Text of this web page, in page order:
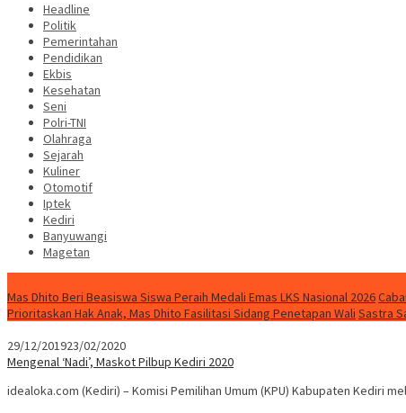
Headline
Politik
Pemerintahan
Pendidikan
Ekbis
Kesehatan
Seni
Polri-TNI
Olahraga
Sejarah
Kuliner
Otomotif
Iptek
Kediri
Banyuwangi
Magetan
Mas Dhito Beri Beasiswa Siswa Peraih Medali Emas LKS Nasional 2026
Prioritaskan Hak Anak, Mas Dhito Fasilitasi Sidang Penetapan Wali Sastra
29/12/201923/02/2020
Mengenal ‘Nadi’, Maskot Pilbup Kediri 2020
idealoka.com (Kediri) – Komisi Pemilihan Umum (KPU) Kabupaten Kediri